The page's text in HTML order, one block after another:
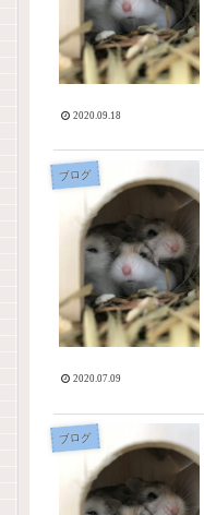
2020.09.18
ブログ
2020.07.09
ブログ